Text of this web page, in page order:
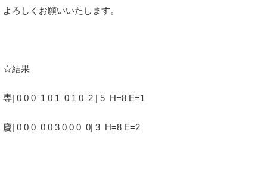
よろしくお願いいたします。
☆結果
専| 0 0 0 1 0 1 0 1 0 2 | 5 H=8 E=1
慶| 0 0 0 0 0 3 0 0 0 0| 3 H=8 E=2